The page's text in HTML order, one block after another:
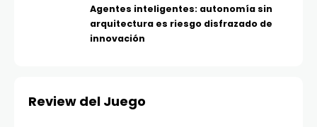
Agentes inteligentes: autonomía sin
arquitectura es riesgo disfrazado de
innovación
Review del Juego